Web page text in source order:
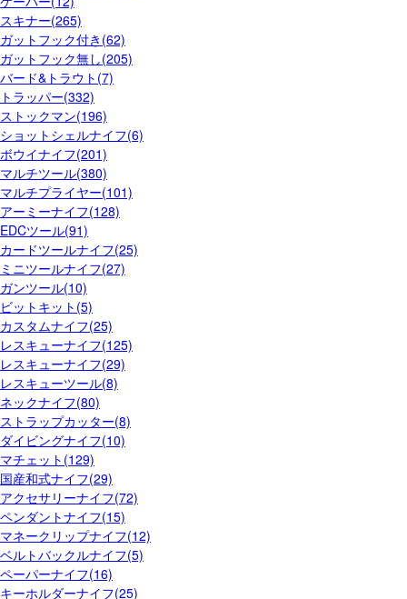
スキナー(265)
ガットフック付き(62)
ガットフック無し(205)
バード&トラウト(7)
トラッパー(332)
ストックマン(196)
ショットシェルナイフ(6)
ボウイナイフ(201)
マルチツール(380)
マルチプライヤー(101)
アーミーナイフ(128)
EDCツール(91)
カードツールナイフ(25)
ミニツールナイフ(27)
ガンツール(10)
ビットキット(5)
カスタムナイフ(25)
レスキューナイフ(125)
レスキューナイフ(29)
レスキューツール(8)
ネックナイフ(80)
ストラップカッター(8)
ダイビングナイフ(10)
マチェット(129)
国産和式ナイフ(29)
アクセサリーナイフ(72)
ペンダントナイフ(15)
マネークリップナイフ(12)
ベルトバックルナイフ(5)
ペーパーナイフ(16)
キーホルダーナイフ(25)